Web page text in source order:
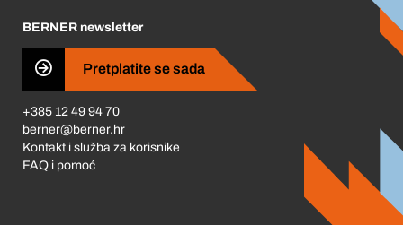
Business Conduct
BERNER newsletter
Pretplatite se sada
+385 12 49 94 70
berner@berner.hr
Kontakt i služba za korisnike
FAQ i pomoć